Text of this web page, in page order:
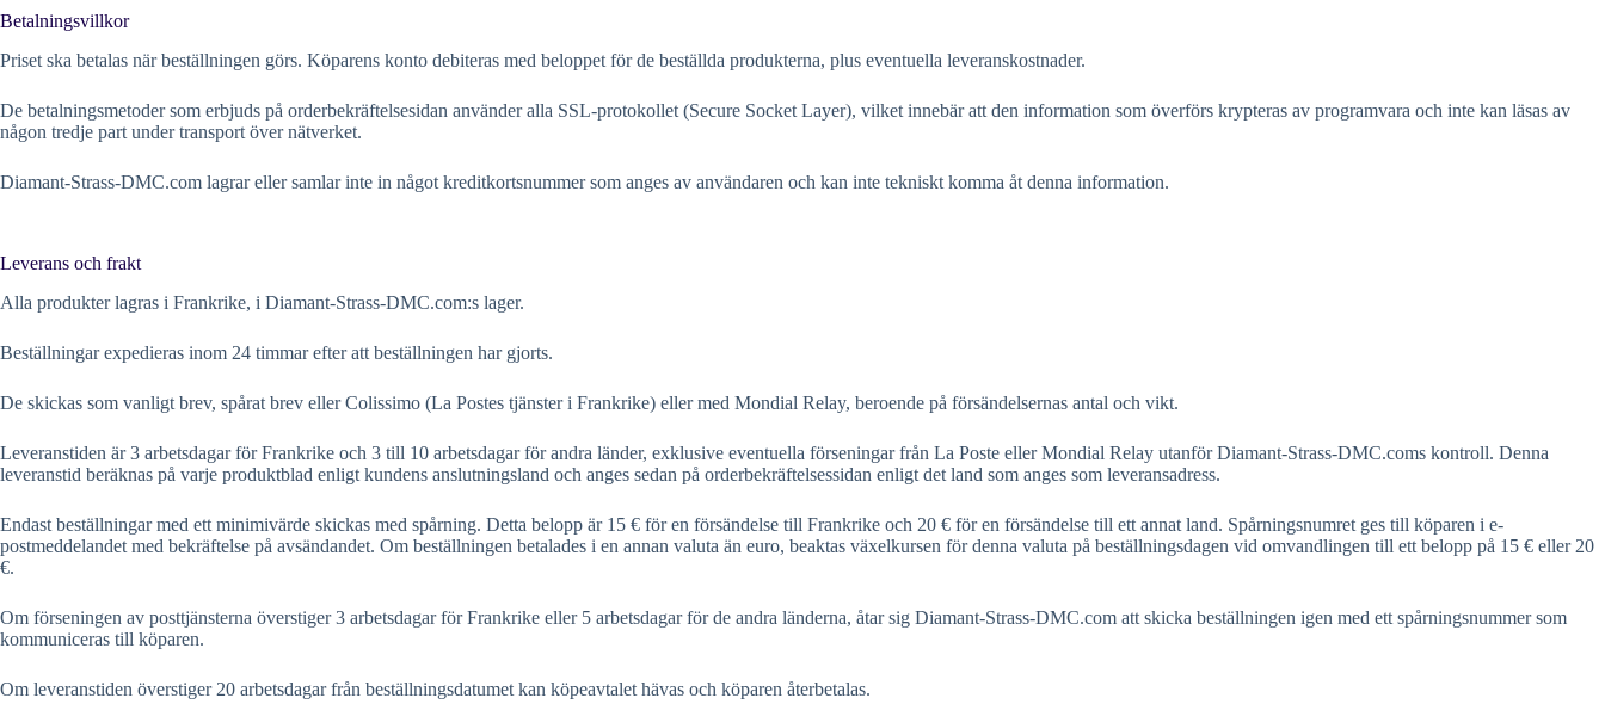
Betalningsvillkor
Priset ska betalas när beställningen görs. Köparens konto debiteras med beloppet för de beställda produkterna, plus eventuella leveranskostnader.
De betalningsmetoder som erbjuds på orderbekräftelsesidan använder alla SSL-protokollet (Secure Socket Layer), vilket innebär att den information som överförs krypteras av programvara och inte kan läsas av
någon tredje part under transport över nätverket.
Diamant-Strass-DMC.com lagrar eller samlar inte in något kreditkortsnummer som anges av användaren och kan inte tekniskt komma åt denna information.
Leverans och frakt
Alla produkter lagras i Frankrike, i Diamant-Strass-DMC.com:s lager.
Beställningar expedieras inom 24 timmar efter att beställningen har gjorts.
De skickas som vanligt brev, spårat brev eller Colissimo (La Postes tjänster i Frankrike) eller med Mondial Relay, beroende på försändelsernas antal och vikt.
Leveranstiden är 3 arbetsdagar för Frankrike och 3 till 10 arbetsdagar för andra länder, exklusive eventuella förseningar från La Poste eller Mondial Relay utanför Diamant-Strass-DMC.coms kontroll. Denna
leveranstid beräknas på varje produktblad enligt kundens anslutningsland och anges sedan på orderbekräftelsessidan enligt det land som anges som leveransadress.
Endast beställningar med ett minimivärde skickas med spårning. Detta belopp är 15 € för en försändelse till Frankrike och 20 € för en försändelse till ett annat land. Spårningsnumret ges till köparen i e-
postmeddelandet med bekräftelse på avsändandet. Om beställningen betalades i en annan valuta än euro, beaktas växelkursen för denna valuta på beställningsdagen vid omvandlingen till ett belopp på 15 € eller 20
€.
Om förseningen av posttjänsterna överstiger 3 arbetsdagar för Frankrike eller 5 arbetsdagar för de andra länderna, åtar sig Diamant-Strass-DMC.com att skicka beställningen igen med ett spårningsnummer som
kommuniceras till köparen.
Om leveranstiden överstiger 20 arbetsdagar från beställningsdatumet kan köpeavtalet hävas och köparen återbetalas.